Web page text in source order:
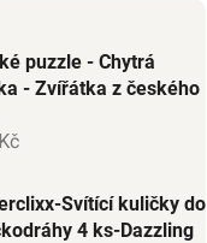
puzzle - Chytrá
- Zvířátka z českého
Svítící kuličky do
4 ks-Dazzling